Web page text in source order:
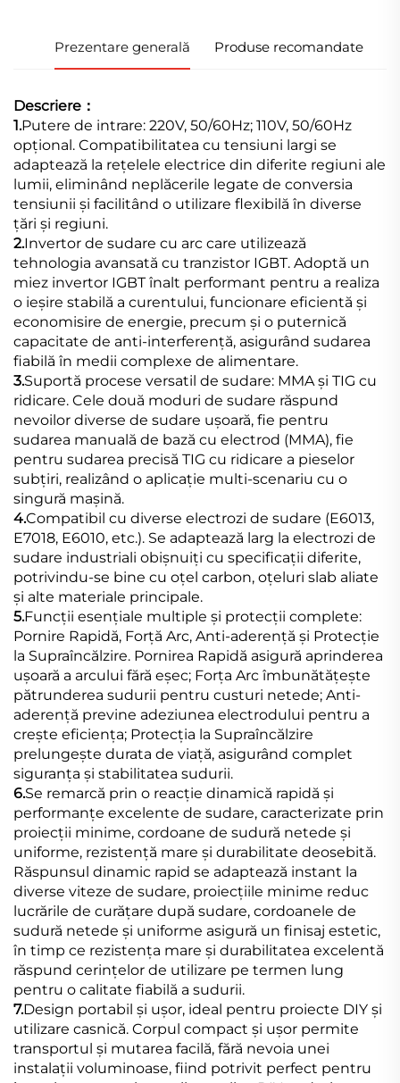
Prezentare generală Produse recomandate
Descriere：
1.Putere de intrare: 220V, 50/60Hz; 110V, 50/60Hz
opțional. Compatibilitatea cu tensiuni largi se
adaptează la rețelele electrice din diferite regiuni ale
lumii, eliminând neplăcerile legate de conversia
tensiunii și facilitând o utilizare flexibilă în diverse
țări și regiuni.
2.Invertor de sudare cu arc care utilizează
tehnologia avansată cu tranzistor IGBT. Adoptă un
miez invertor IGBT înalt performant pentru a realiza
o ieșire stabilă a curentului, funcionare eficientă și
economisire de energie, precum și o puternică
capacitate de anti-interferență, asigurând sudarea
fiabilă în medii complexe de alimentare.
3.Suportă procese versatil de sudare: MMA și TIG cu
ridicare. Cele două moduri de sudare răspund
nevoilor diverse de sudare ușoară, fie pentru
sudarea manuală de bază cu electrod (MMA), fie
pentru sudarea precisă TIG cu ridicare a pieselor
subțiri, realizând o aplicație multi-scenariu cu o
singură mașină.
4.Compatibil cu diverse electrozi de sudare (E6013,
E7018, E6010, etc.). Se adaptează larg la electrozi de
sudare industriali obișnuiți cu specificații diferite,
potrivindu-se bine cu oțel carbon, oțeluri slab aliate
și alte materiale principale.
5.Funcții esențiale multiple și protecții complete:
Pornire Rapidă, Forță Arc, Anti-aderență și Protecție
la Supraîncălzire. Pornirea Rapidă asigură aprinderea
ușoară a arcului fără eșec; Forța Arc îmbunătățește
pătrunderea sudurii pentru custuri netede; Anti-
aderență previne adeziunea electrodului pentru a
crește eficiența; Protecția la Supraîncălzire
prelungește durata de viață, asigurând complet
siguranța și stabilitatea sudurii.
6.Se remarcă prin o reacție dinamică rapidă și
performanțe excelente de sudare, caracterizate prin
proiecții minime, cordoane de sudură netede și
uniforme, rezistență mare și durabilitate deosebită.
Răspunsul dinamic rapid se adaptează instant la
diverse viteze de sudare, proiecțiile minime reduc
lucrările de curățare după sudare, cordoanele de
sudură netede și uniforme asigură un finisaj estetic,
în timp ce rezistența mare și durabilitatea excelentă
răspund cerințelor de utilizare pe termen lung
pentru o calitate fiabilă a sudurii.
7.Design portabil și ușor, ideal pentru proiecte DIY și
utilizare casnică. Corpul compact și ușor permite
transportul și mutarea facilă, fără nevoia unei
instalații voluminoase, fiind potrivit perfect pentru